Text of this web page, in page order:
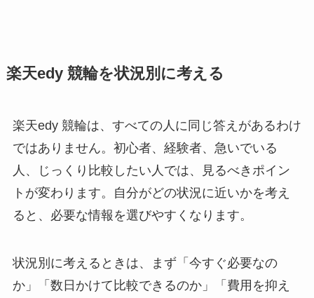
楽天edy 競輪を状況別に考える
楽天edy 競輪は、すべての人に同じ答えがあるわけ
ではありません。初心者、経験者、急いでいる
人、じっくり比較したい人では、見るべきポイン
トが変わります。自分がどの状況に近いかを考え
ると、必要な情報を選びやすくなります。
状況別に考えるときは、まず「今すぐ必要なの
か」「数日かけて比較できるのか」「費用を抑え